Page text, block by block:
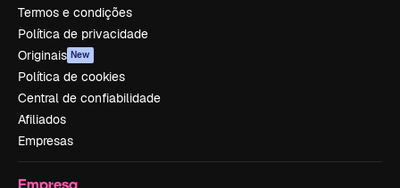
Termos e condições
Política de privacidade
Originais New
Política de cookies
Central de confiabilidade
Afiliados
Empresas
Empresa